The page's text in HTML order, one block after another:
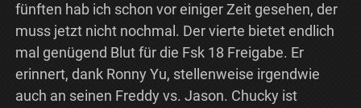
fünften hab ich schon vor einiger Zeit gesehen, der
muss jetzt nicht nochmal. Der vierte bietet endlich
mal genügend Blut für die Fsk 18 Freigabe. Er
erinnert, dank Ronny Yu, stellenweise irgendwie
auch an seinen Freddy vs. Jason. Chucky ist